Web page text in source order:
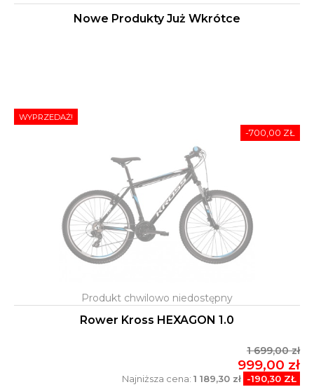
Nowe Produkty Już Wkrótce
Rower Kross HEXAGON 1.0
1 699,00 zł
999,00 zł
Najniższa cena: 1 189,30 zł -190,30 ZŁ
WYPRZEDAŻ!
-700,00 ZŁ